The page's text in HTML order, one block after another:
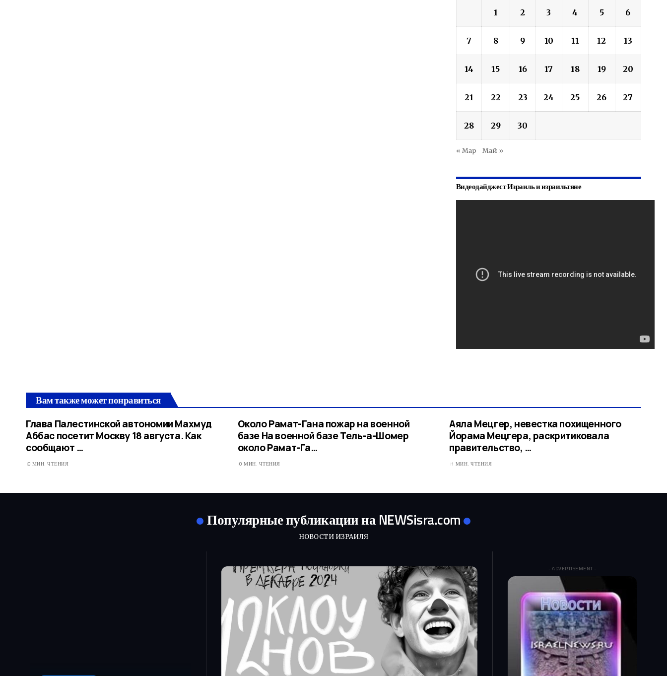
1 2 3 4 5 6
7 8 9 10 11 12 13
14 15 16 17 18 19 20
21 22 23 24 25 26 27
28 29 30
« Мар Май »
Видеодайджест Израиль и израильтяне
Вам также может понравиться
Глава Палестинской автономии Махмуд
Аббас посетит Москву 18 августа. Как
сообщают …
0 МИН. ЧТЕНИЯ
Около Рамат-Гана пожар на военной
базе На военной базе Тель-а-Шомер
около Рамат-Га…
0 МИН. ЧТЕНИЯ
Аяла Мецгер, невестка похищенного
Йорама Мецгера, раскритиковала
правительство, …
1 МИН. ЧТЕНИЯ
Популярные публикации на NEWSisra.com
НОВОСТИ ИЗРАИЛЯ
- ADVERTISEMENT -